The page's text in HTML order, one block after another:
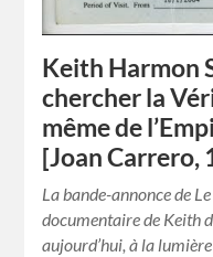
Keith Harmon
chercher la
même de
[Joan Carrero,
La bande-annonce de
documentaire de Keith
aujourd’hui, à la